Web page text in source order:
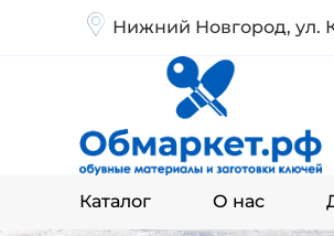
Нижний Новгород, ул.
Каталог О нас